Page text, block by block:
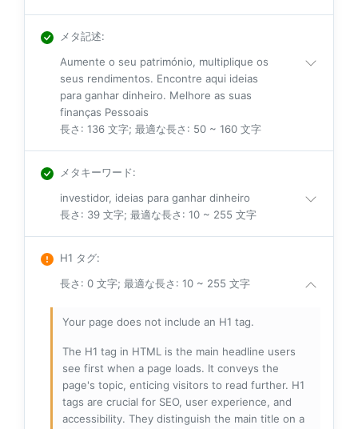
メタ記述:
Aumente o seu património, multiplique os
seus rendimentos. Encontre aqui ideias
para ganhar dinheiro. Melhore as suas
finanças Pessoais
長さ: 136 文字; 最適な長さ: 50 ~ 160 文字
メタキーワード:
investidor, ideias para ganhar dinheiro
長さ: 39 文字; 最適な長さ: 10 ~ 255 文字
H1 タグ:
長さ: 0 文字; 最適な長さ: 10 ~ 255 文字
Your page does not include an H1 tag.
The H1 tag in HTML is the main headline users
see first when a page loads. It conveys the
page's topic, enticing visitors to read further. H1
tags are crucial for SEO, user experience, and
accessibility. They distinguish the main title on a